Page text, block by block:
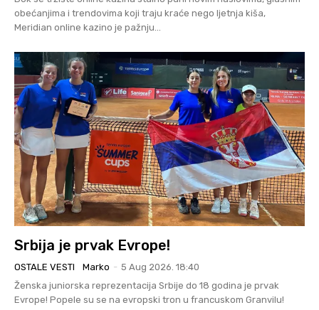
obećanjima i trendovima koji traju kraće nego ljetnja kiša,
Meridian online kazino je pažnju...
Srbija je prvak Evrope!
OSTALE VESTI Marko - 5 Aug 2026. 18:40
Ženska juniorska reprezentacija Srbije do 18 godina je prvak
Evrope! Popele su se na evropski tron u francuskom Granvilu!